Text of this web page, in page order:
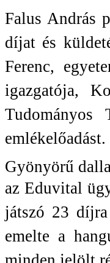
Falus András
díjat és
Ferenc,
igazgatója,
emlékelőadást.
Gyönyörű
az Eduvital
játszó 23
emelte a